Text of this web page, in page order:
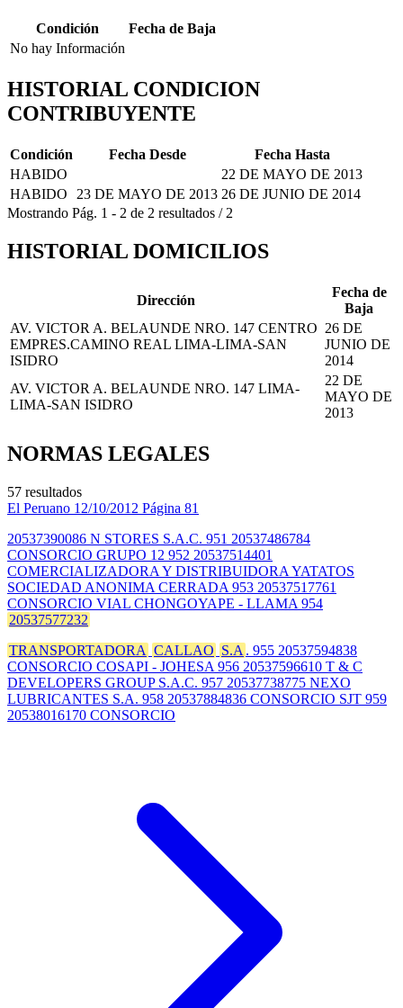
Condición
Fecha de Baja
No hay Información
HISTORIAL CONDICION
CONTRIBUYENTE
Condición Fecha Desde
Fecha Hasta
HABIDO
22 DE MAYO DE 2013
HABIDO
23 DE MAYO DE 2013 26 DE JUNIO DE 2014
Mostrando Pág. 1 - 2 de 2 resultados / 2
HISTORIAL DOMICILIOS
Dirección
Fecha de
Baja
AV. VICTOR A. BELAUNDE NRO. 147 CENTRO
EMPRES.CAMINO REAL LIMA-LIMA-SAN
ISIDRO
26 DE
JUNIO DE
2014
AV. VICTOR A. BELAUNDE NRO. 147 LIMA-
LIMA-SAN ISIDRO
22 DE
MAYO DE
2013
NORMAS LEGALES
57 resultados
El Peruano 12/10/2012 Página 81
20537390086 N STORES S.A.C. 951 20537486784
CONSORCIO GRUPO 12 952 20537514401
COMERCIALIZADORA Y DISTRIBUIDORA YATATOS
SOCIEDAD ANONIMA CERRADA 953 20537517761
CONSORCIO VIAL CHONGOYAPE - LLAMA 954
20537577232
TRANSPORTADORA CALLAO S.A . 955 20537594838
CONSORCIO COSAPI - JOHESA 956 20537596610 T & C
DEVELOPERS GROUP S.A.C. 957 20537738775 NEXO
LUBRICANTES S.A. 958 20537884836 CONSORCIO SJT 959
20538016170 CONSORCIO